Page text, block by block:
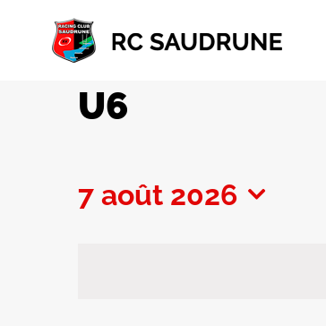
contenu
U6
7 août 2026